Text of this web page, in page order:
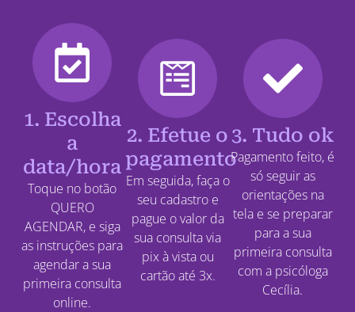
1. Escolha
a
data/hora
Toque no botão
QUERO
AGENDAR, e siga
as instruções para
agendar a sua
primeira consulta
online.
2. Efetue o
pagamento
Em seguida, faça o
seu cadastro e
pague o valor da
sua consulta via
pix à vista ou
cartão até 3x.
3. Tudo ok
Pagamento feito, é
só seguir as
orientações na
tela e se preparar
para a sua
primeira consulta
com a psicóloga
Cecília.